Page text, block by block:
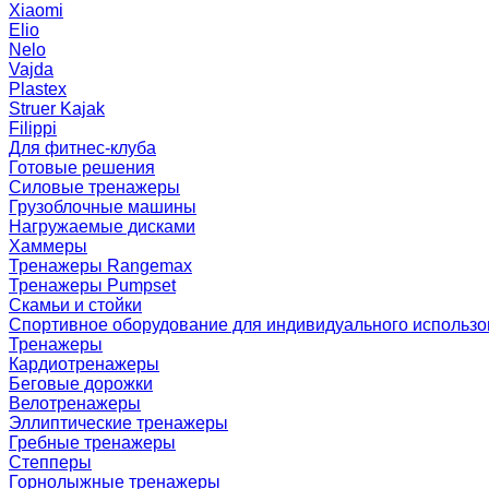
Xiaomi
Elio
Nelo
Vajda
Plastex
Struer Kajak
Filippi
Для фитнес-клуба
Готовые решения
Силовые тренажеры
Грузоблочные машины
Нагружаемые дисками
Хаммеры
Тренажеры Rangemax
Тренажеры Pumpset
Скамьи и стойки
Спортивное оборудование для индивидуального
Тренажеры
Кардиотренажеры
Беговые дорожки
Велотренажеры
Эллиптические тренажеры
Гребные тренажеры
Степперы
Горнолыжные тренажеры